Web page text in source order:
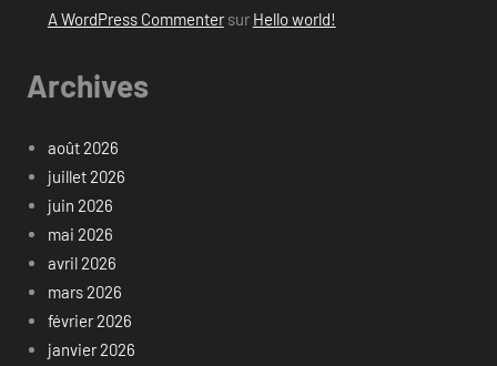
A WordPress Commentersur Hello world!
Archives
août 2026
juillet 2026
juin 2026
mai 2026
avril 2026
mars 2026
février 2026
janvier 2026